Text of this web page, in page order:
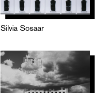
Silvia Sosaar